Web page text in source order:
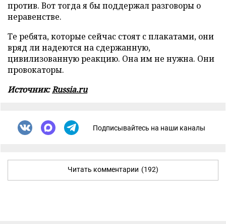
против. Вот тогда я бы поддержал разговоры о
неравенстве.
Те ребята, которые сейчас стоят с плакатами, они
вряд ли надеются на сдержанную,
цивилизованную реакцию. Она им не нужна. Они
провокаторы.
Источник:Russia.ru
Подписывайтесь на наши каналы
Читать комментарии (192)